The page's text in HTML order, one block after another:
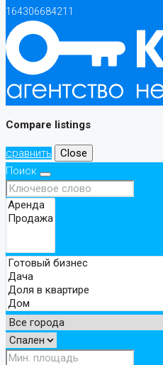
164306684211
Compare listings
сравнить
Close
Поиск